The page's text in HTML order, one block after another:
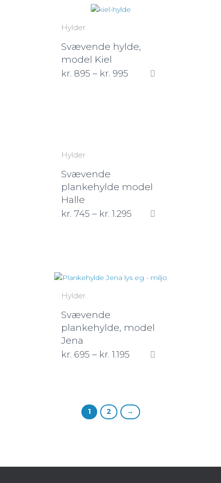
Hylder
Svævende hylde,
model Kiel
kr. 895 – kr. 995
Hylder
Svævende
plankehylde model
Halle
kr. 745 – kr. 1.295
Hylder
Svævende
plankehylde, model
Jena
kr. 695 – kr. 1.195
1 2 →